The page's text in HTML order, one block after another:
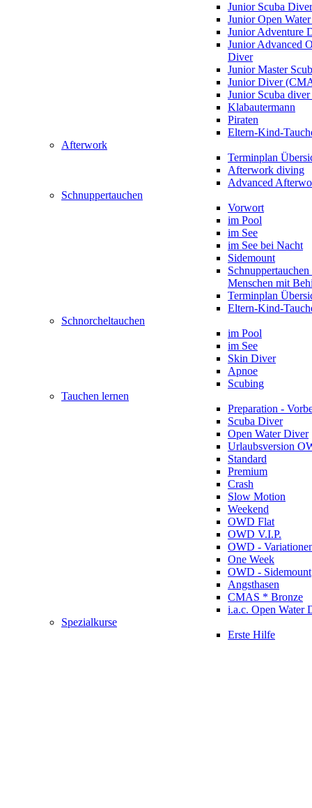
Junior Scuba Diver
Junior Open
Junior Adventure
Junior Advanced
Diver
Junior Master
Junior Diver
Junior Scuba
Klabautermann
Piraten
Eltern-Kind-
Afterwork
Terminplan
Afterwork diving
Advanced
Schnuppertauchen
Vorwort
im Pool
im See
im See bei Nacht
Sidemount
Menschen mit
Terminplan
Eltern-Kind-
Schnorcheltauchen
im Pool
im See
Skin Diver
Apnoe
Scubing
Tauchen lernen
Preparation -
Scuba Diver
Open Water Diver
Urlaubsversion
Standard
Premium
Crash
Slow Motion
Weekend
OWD Flat
OWD V.I.P.
OWD -
One Week
OWD - Sidemount
Angsthasen
CMAS * Bronze
i.a.c. Open Water
Spezialkurse
Erste Hilfe